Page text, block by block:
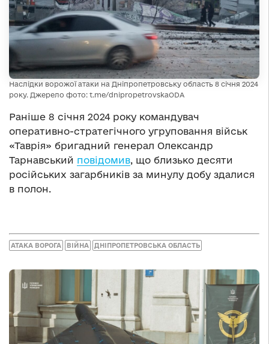
Наслідки ворожої атаки на Дніпропетровську область 8 січня 2024
року. Джерело фото: t.me/dnipropetrovskaODA
Раніше 8 січня 2024 року командувач
оперативно-стратегічного угруповання військ
«Таврія» бригадний генерал Олександр
Тарнавський повідомив, що близько десяти
російських загарбників за минулу добу здалися
в полон.
АТАКА ВОРОГА ВІЙНА ДНІПРОПЕТРОВСЬКА ОБЛАСТЬ